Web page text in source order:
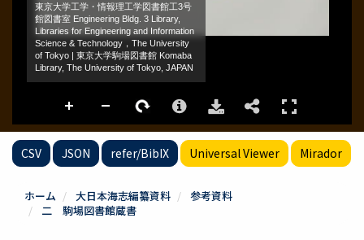
CSV JSON refer/BibIX Universal Viewer Mirador
ホーム 大日本海志編纂資料
参考資料
二 駒場図書館蔵書